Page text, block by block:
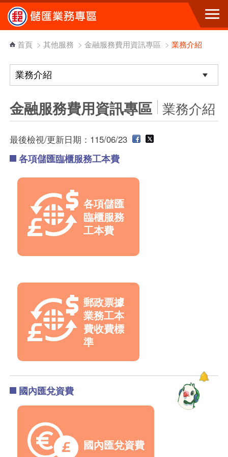
跳到主要內容區塊
首頁 > 其他服務 > 金融服務費用資訊專區 > 業務介紹
金融服務費用資訊專區 業務介紹
最後檢視/更新日期：115/06/23
各項儲匯臨櫃服務工本費
各項儲匯
臨櫃服務
工本費
郵政票據
業務工本
費收費標
準
國內匯兌資費
國內匯兌資費